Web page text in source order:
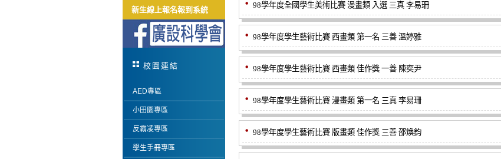
新生線上報名報到系統
校園連結
AED專區
小田園專區
反霸凌專區
學生手冊專區
98學年度全國學生美術比賽 漫畫類 入選 三真 李易珊
98學年度學生藝術比賽 西畫類 第一名 三善 溫婷雅
98學年度學生藝術比賽 西畫類 佳作獎 一善 陳奕尹
98學年度學生藝術比賽 漫畫類 第一名 三真 李易珊
98學年度學生藝術比賽 版畫類 佳作獎 三善 邵煥鈞